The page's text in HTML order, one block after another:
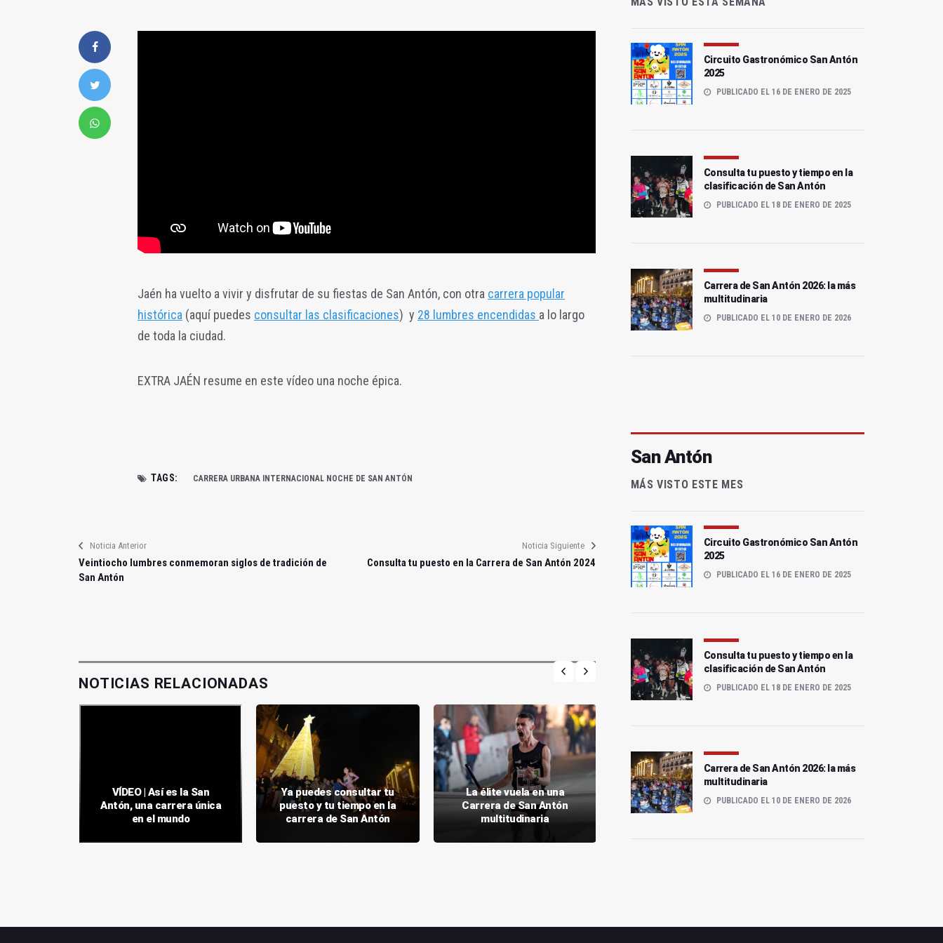
Jaén ha vuelto a vivir y disfrutar de su fiestas de San Antón, con otra carrera popular
histórica (aquí puedes consultar las clasificaciones) y 28 lumbres encendidas a lo largo
de toda la ciudad.
EXTRA JAÉN resume en este vídeo una noche épica.
TAGS: CARRERA URBANA INTERNACIONAL NOCHE DE SAN ANTÓN
Noticia Anterior
Veintiocho lumbres conmemoran siglos de tradición de
San Antón
Noticia Siguiente
Consulta tu puesto en la Carrera de San Antón 2024
NOTICIAS RELACIONADAS
VÍDEO | Así es la San
Antón, una carrera única
en el mundo
Ya puedes consultar tu
puesto y tu tiempo en la
carrera de San Antón
La élite vuela en una
Carrera de San Antón
multitudinaria
Sigue en directo la
Carrera de San Antón
saber para una San Antón
Circuito Gastronómico San Antón
2025
PUBLICADO EL 16 DE ENERO DE 2025
Consulta tu puesto y tiempo en la
clasificación de San Antón
PUBLICADO EL 18 DE ENERO DE 2025
Carrera de San Antón 2026: la más
multitudinaria
PUBLICADO EL 10 DE ENERO DE 2026
San Antón
MÁS VISTO ESTE MES
Circuito Gastronómico San Antón
2025
PUBLICADO EL 16 DE ENERO DE 2025
Consulta tu puesto y tiempo en la
clasificación de San Antón
PUBLICADO EL 18 DE ENERO DE 2025
Carrera de San Antón 2026: la más
multitudinaria
PUBLICADO EL 10 DE ENERO DE 2026